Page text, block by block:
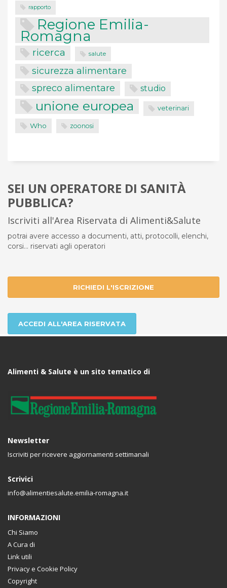
rapporto
Regione Emilia-
Romagna
ricerca salute
sicurezza alimentare
spreco alimentare studio
unione europea veterinari
Who zoonosi
SEI UN OPERATORE DI SANITÀ
PUBBLICA?
Iscriviti all'Area Riservata di Alimenti&Salute
potrai avere accesso a documenti, atti, protocolli, elenchi,
corsi... riservati agli operatori
RICHIEDI L'ISCRIZIONE
ACCEDI ALL'AREA RISERVATA
Alimenti & Salute è un sito tematico di
Newsletter
Iscriviti per ricevere aggiornamenti settimanali
Scrivici
info@alimentiesalute.emilia-romagna.it
INFORMAZIONI
Chi Siamo
A Cura di
Link utili
Privacy e Cookie Policy
Copyright